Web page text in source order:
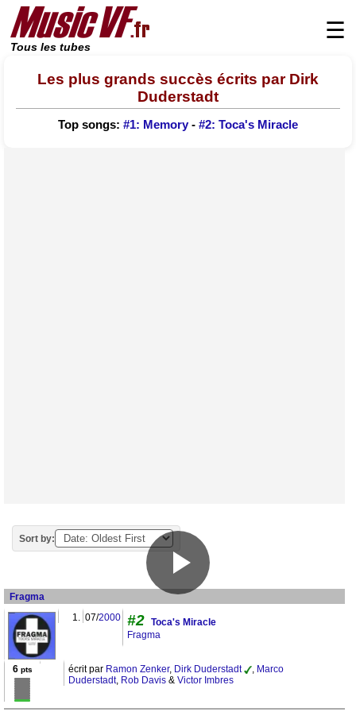
Tous les tubes
☰
Les plus grands succès écrits par Dirk
Duderstadt
Top songs: #1: Memory - #2: Toca's Miracle
Sort by:
Fragma
1. 07/2000 #2 Toca's Miracle
Fragma
6pts écrit par Ramon Zenker, Dirk Duderstadt , Marco
Duderstadt, Rob Davis & Victor Imbres